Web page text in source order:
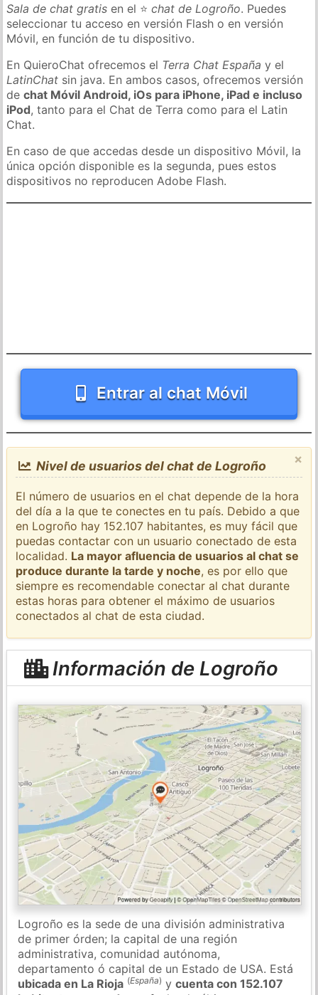
Sala de chat gratis en el ⭐chat de Logroño. Puedes
seleccionar tu acceso en versión Flash o en versión
Móvil, en función de tu dispositivo.
En QuieroChat ofrecemos el Terra Chat España y el
LatinChat sin java. En ambos casos, ofrecemos versión
dechat Móvil Android, iOs para iPhone, iPad e incluso
iPod, tanto para el Chat de Terra como para el Latin
Chat.
En caso de que accedas desde un dispositivo Móvil, la
única opción disponible es la segunda, pues estos
dispositivos no reproducen Adobe Flash.
Entrar al chat Móvil
×
Nivel de usuarios del chat de Logroño
El número de usuarios en el chat depende de la hora
del día a la que te conectes en tu país. Debido a que
en Logroño hay 152.107 habitantes, es muy fácil que
puedas contactar con un usuario conectado de esta
localidad. La mayor afluencia de usuarios al chat se
produce durante la tarde y noche, es por ello que
siempre es recomendable conectar al chat durante
estas horas para obtener el máximo de usuarios
conectados al chat de esta ciudad.
Información de Logroño
Logroño es la sede de una división administrativa
de primer órden; la capital de una región
administrativa, comunidad autónoma,
departamento ó capital de un Estado de USA. Está
ubicada en La Rioja (España) ycuenta con 152.107